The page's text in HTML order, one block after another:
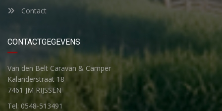
Contact
CONTACTGEGEVENS
Van den Belt Caravan & Camper
Kalanderstraat 18
7461 JM RIJSSEN
Tel: 0548-513491